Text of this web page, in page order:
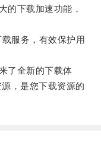
下载加速功能，
服务，有效保护用
了全新的下载体
，是您下载资源的